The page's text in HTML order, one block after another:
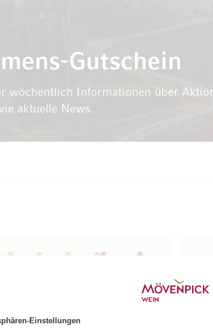
Einstellungen
Gutschein
wöchentlich Informationen über
aktuelle News.
aus aller Welt.